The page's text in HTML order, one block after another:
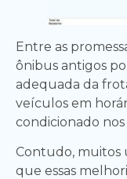
Entre as
ônibus antigos
adequada da
veículos em
condicionado nos
Contudo, muitos
que essas